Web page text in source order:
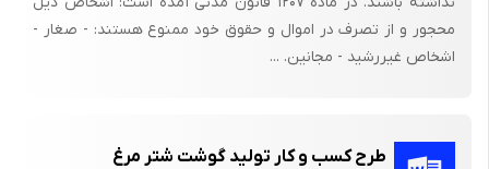
محجور و از تصرف در اموال و حقوق خود ممنوع هستند: - صغار -
اشخاص غیررشید - مجانین. ...
طرح کسب و کار تولید گوشت شتر مرغ